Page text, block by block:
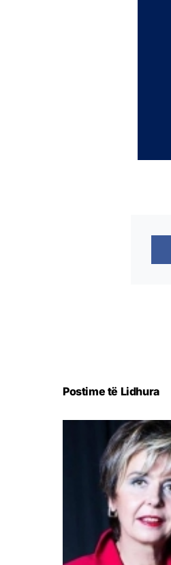
Postime të Lidhura